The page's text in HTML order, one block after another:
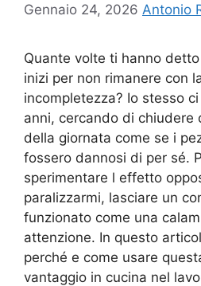
Gennaio 24, 2026 Antonio
Quante volte ti hanno
inizi per non rimanere con
incompletezza? Io stesso
anni, cercando di chiudere
della giornata come se i
fossero dannosi di per sé.
sperimentare l effetto
paralizzarmi, lasciare un
funzionato come una
attenzione. In questo
perché e come usare
vantaggio in cucina nel